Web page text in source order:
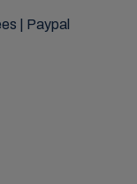
| Paypal